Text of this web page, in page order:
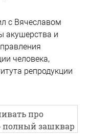
с Вячеславом
акушерства и
человека,
репродукции
про
полный зашквар